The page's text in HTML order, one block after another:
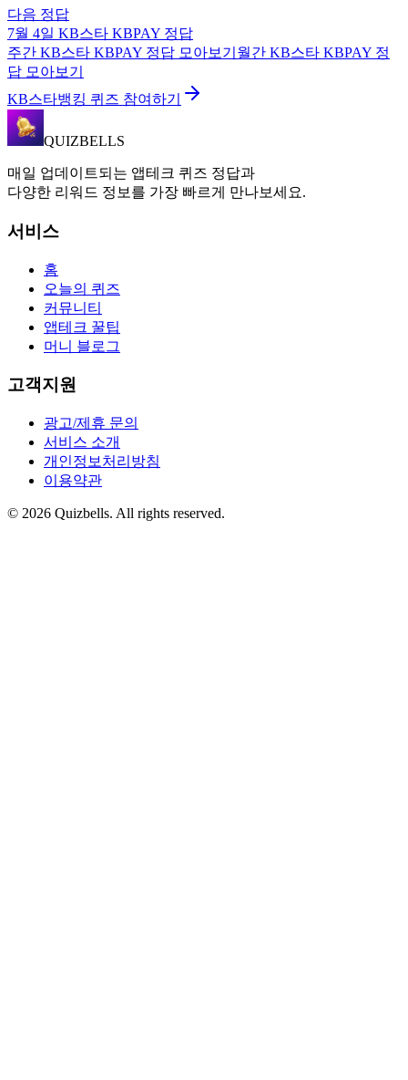
다음 정답
7월 4일 KB스타 KBPAY 정답
주간 KB스타 KBPAY 정답 모아보기 월간 KB스타 KBPAY 정
답 모아보기
KB스타뱅킹 퀴즈 참여하기
QUIZBELLS
매일 업데이트되는 앱테크 퀴즈 정답과
다양한 리워드 정보를 가장 빠르게 만나보세요.
서비스
홈
오늘의 퀴즈
커뮤니티
앱테크 꿀팁
머니 블로그
고객지원
광고/제휴 문의
서비스 소개
개인정보처리방침
이용약관
© 2026 Quizbells. All rights reserved.